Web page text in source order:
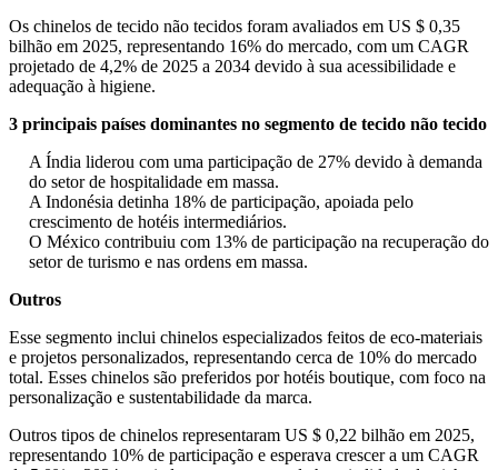
Os chinelos de tecido não tecidos foram avaliados em US $ 0,35
bilhão em 2025, representando 16% do mercado, com um CAGR
projetado de 4,2% de 2025 a 2034 devido à sua acessibilidade e
adequação à higiene.
3 principais países dominantes no segmento de tecido não tecido
A Índia liderou com uma participação de 27% devido à demanda
do setor de hospitalidade em massa.
A Indonésia detinha 18% de participação, apoiada pelo
crescimento de hotéis intermediários.
O México contribuiu com 13% de participação na recuperação do
setor de turismo e nas ordens em massa.
Outros
Esse segmento inclui chinelos especializados feitos de eco-materiais
e projetos personalizados, representando cerca de 10% do mercado
total. Esses chinelos são preferidos por hotéis boutique, com foco na
personalização e sustentabilidade da marca.
Outros tipos de chinelos representaram US $ 0,22 bilhão em 2025,
representando 10% de participação e esperava crescer a um CAGR